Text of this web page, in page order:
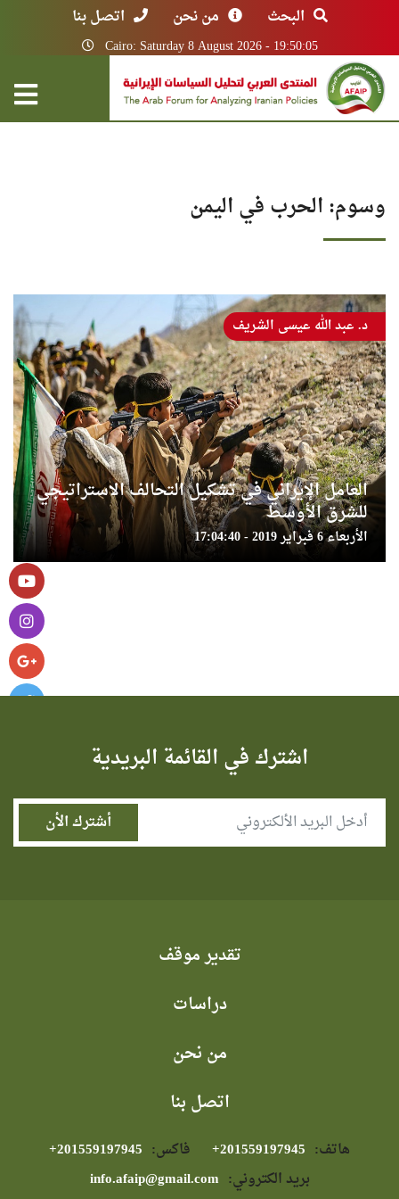
البحث من نحن اتصل بنا
Cairo: Saturday 8 August 2026 - 19:50:05
وسوم: الحرب في اليمن
العامل الإيراني في تشكيل التحالف الاستراتيجي
للشرق الأوسط
الأربعاء 6 فبراير 2019 - 17:04:40
د. عبد الله عيسى الشريف
اشترك في القائمة البريدية
تقدير موقف
دراسات
من نحن
اتصل بنا
هاتف: فاكس:
بريد الكتروني: info.afaip@gmail.com